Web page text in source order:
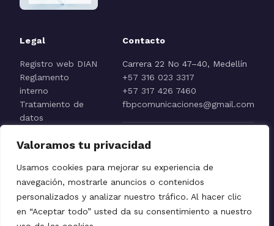
Valoramos tu privacidad
Usamos cookies para mejorar su experiencia de
navegación, mostrarle anuncios o contenidos
personalizados y analizar nuestro tráfico. Al hacer clic
en “Aceptar todo” usted da su consentimiento a nuestro
Legal
Registro web DIAN
Reglamento
interno
Tratamiento de
datos
privacidad
Contacto
Carrera 22 No 47–40, Medellín
+57 316 023 3317
+57 317 426 7460
fbpcomunicaciones@gmail.com